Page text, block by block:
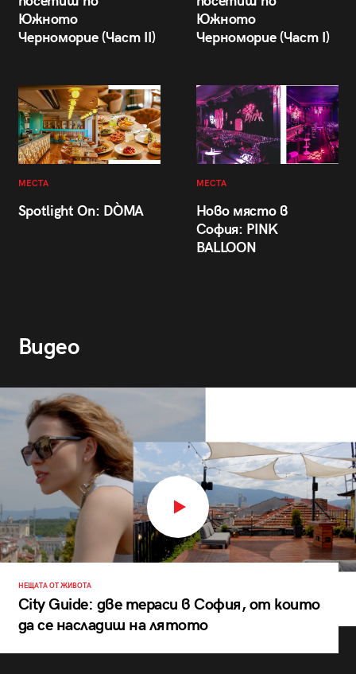
Южното
Черноморие (Част II)
Южното
Черноморие (Част I)
МЕСТА
Spotlight On: DÒMA
МЕСТА
Ново място в
София: PINK
BALLOON
Видео
НЕЩАТА ОТ ЖИВОТА
City Guide: две тераси в София, от които
да се насладиш на лятото